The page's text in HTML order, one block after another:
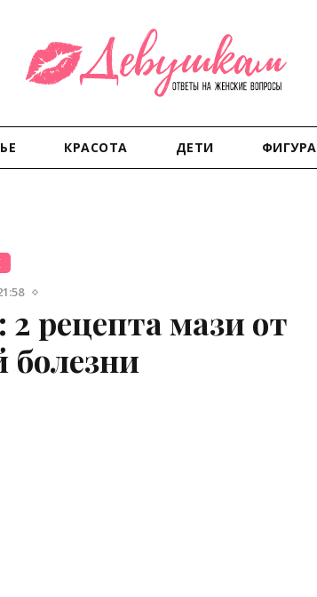
КРАСОТА ДЕТИ ФИГУРА
рецепта мази от
болезни